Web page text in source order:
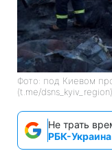
Фото: под Киевом
(t.me/dsns_kyiv_region)
Не трать
РБК-